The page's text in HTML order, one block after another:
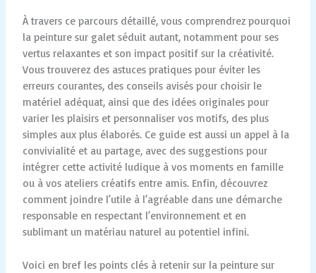
À travers ce parcours détaillé, vous comprendrez pourquoi
la peinture sur galet séduit autant, notamment pour ses
vertus relaxantes et son impact positif sur la créativité.
Vous trouverez des astuces pratiques pour éviter les
erreurs courantes, des conseils avisés pour choisir le
matériel adéquat, ainsi que des idées originales pour
varier les plaisirs et personnaliser vos motifs, des plus
simples aux plus élaborés. Ce guide est aussi un appel à la
convivialité et au partage, avec des suggestions pour
intégrer cette activité ludique à vos moments en famille
ou à vos ateliers créatifs entre amis. Enfin, découvrez
comment joindre l’utile à l’agréable dans une démarche
responsable en respectant l’environnement et en
sublimant un matériau naturel au potentiel infini.
Voici en bref les points clés à retenir sur la peinture sur